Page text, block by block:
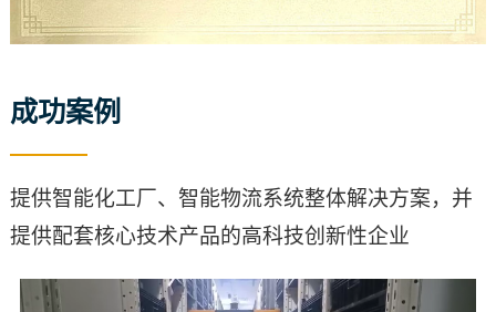
成功案例
提供智能化工厂、智能物流系统整体解决方案，并
提供配套核心技术产品的高科技创新性企业